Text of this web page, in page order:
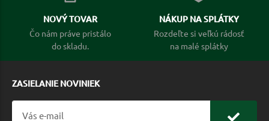
NOVÝ TOVAR
Čo nám práve pristálo
do skladu.
NÁKUP NA SPLÁTKY
Rozdeľte si veľkú rádosť
na malé splátky
ZASIELANIE NOVINIEK